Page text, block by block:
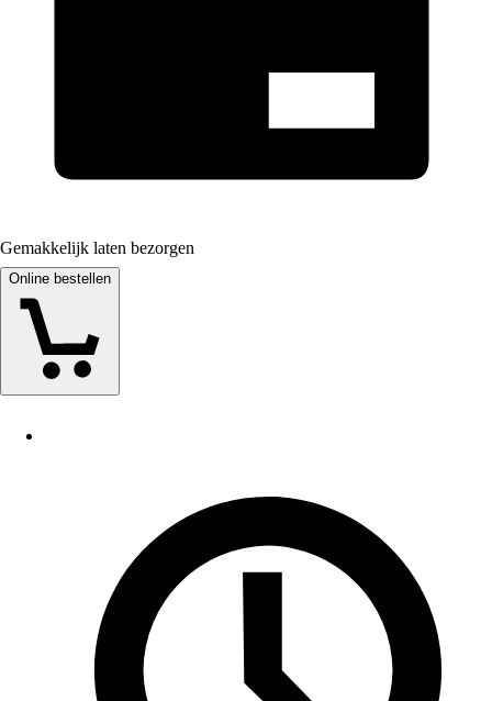
Gemakkelijk laten bezorgen
Online bestellen